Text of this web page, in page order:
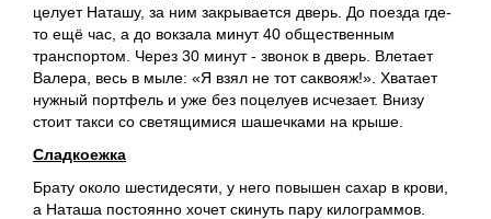
целует Наташу, за ним закрывается дверь. До поезда где-
то ещё час, а до вокзала минут 40 общественным
транспортом. Через 30 минут - звонок в дверь. Влетает
Валера, весь в мыле: «Я взял не тот саквояж!». Хватает
нужный портфель и уже без поцелуев исчезает. Внизу
стоит такси со светящимися шашечками на крыше.
Сладкоежка
Брату около шестидесяти, у него повышен сахар в крови,
а Наташа постоянно хочет скинуть пару килограммов.